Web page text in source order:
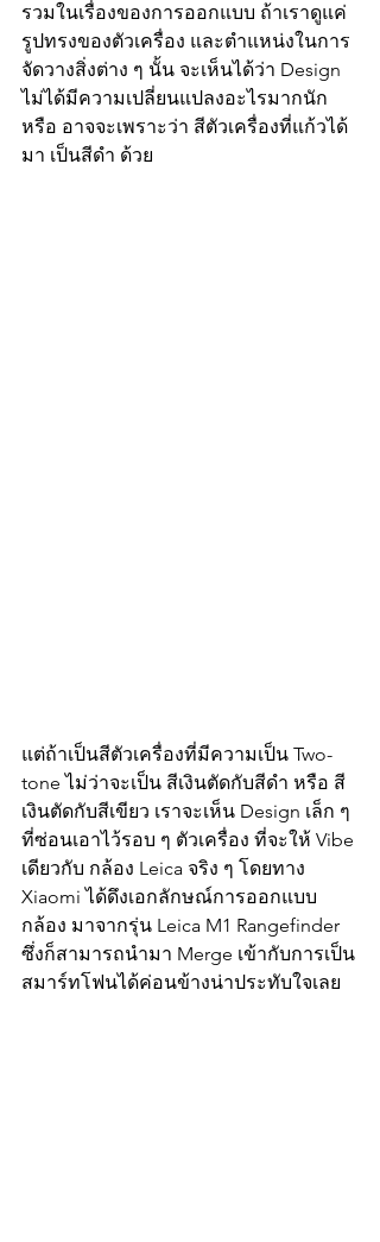
รวมในเรื่องของการออกแบบ ถ้าเราดูแค่
รูปทรงของตัวเครื่อง และตำแหน่งในการ
จัดวางสิ่งต่าง ๆ นั้น จะเห็นได้ว่า Design
ไม่ได้มีความเปลี่ยนแปลงอะไรมากนัก
หรือ อาจจะเพราะว่า สีตัวเครื่องที่แก้วได้
มา เป็นสีดำ ด้วย
แต่ถ้าเป็นสีตัวเครื่องที่มีความเป็น Two-
tone ไม่ว่าจะเป็น สีเงินตัดกับสีดำ หรือ สี
เงินตัดกับสีเขียว เราจะเห็น Design เล็ก ๆ
ที่ซ่อนเอาไว้รอบ ๆ ตัวเครื่อง ที่จะให้ Vibe
เดียวกับ กล้อง Leica จริง ๆ โดยทาง
Xiaomi ได้ดึงเอกลักษณ์การออกแบบ
กล้อง มาจากรุ่น Leica M1 Rangefinder
ซึ่งก็สามารถนำมา Merge เข้ากับการเป็น
สมาร์ทโฟนได้ค่อนข้างน่าประทับใจเลย